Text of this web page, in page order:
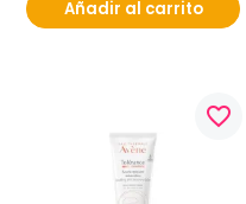
Añadir al carrito
favorite_border